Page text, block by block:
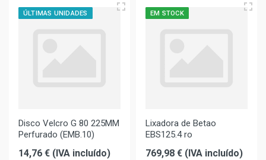
ÚLTIMAS UNIDADES
Disco Velcro G 80 225MM
Perfurado (EMB.10)
14,76 € (IVA incluído)
EM STOCK
Lixadora de Betao
EBS125.4 ro
769,98 € (IVA incluído)